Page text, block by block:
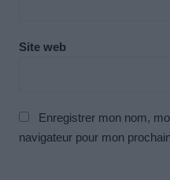
Site web
Enregistrer mon nom,
navigateur pour mon